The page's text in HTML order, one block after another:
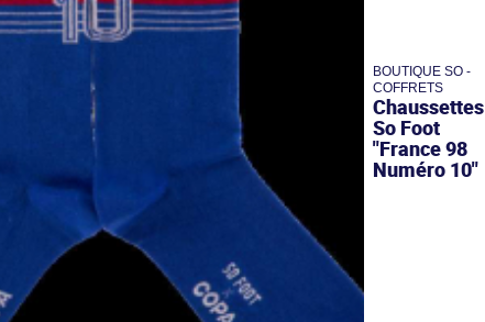
BOUTIQUE SO -
COFFRETS
Chaussettes
So Foot
"France 98
Numéro 10"